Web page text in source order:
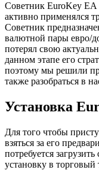
Советник EuroKey EA
активно применялся
Советник
валютной пары евро/
потерял свою
данном этапе его
поэтому мы решили
также разобраться в
Установка
Для того чтобы
взяться за его
потребуется
установку в